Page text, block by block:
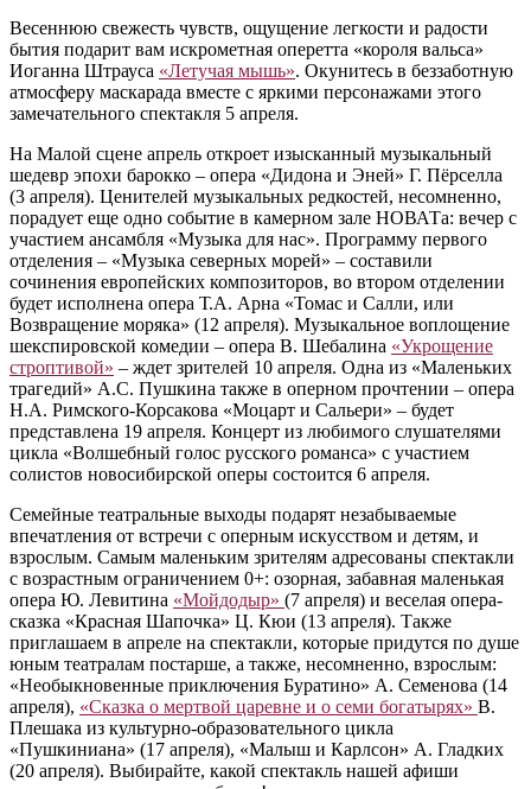
Весеннюю свежесть чувств, ощущение легкости и радости
бытия подарит вам искрометная оперетта «короля вальса»
Иоганна Штрауса «Летучая мышь». Окунитесь в беззаботную
атмосферу маскарада вместе с яркими персонажами этого
замечательного спектакля 5 апреля.
На Малой сцене апрель откроет изысканный музыкальный
шедевр эпохи барокко ‒ опера «Дидона и Эней» Г. Пёрселла
(3 апреля). Ценителей музыкальных редкостей, несомненно,
порадует еще одно событие в камерном зале НОВАТа: вечер с
участием ансамбля «Музыка для нас». Программу первого
отделения ‒ «Музыка северных морей» ‒ составили
сочинения европейских композиторов, во втором отделении
будет исполнена опера Т.А. Арна «Томас и Салли, или
Возвращение моряка» (12 апреля). Музыкальное воплощение
шекспировской комедии ‒ опера В. Шебалина «Укрощение
строптивой» ‒ ждет зрителей 10 апреля. Одна из «Маленьких
трагедий» А.С. Пушкина также в оперном прочтении – опера
Н.А. Римского-Корсакова «Моцарт и Сальери» – будет
представлена 19 апреля. Концерт из любимого слушателями
цикла «Волшебный голос русского романса» с участием
солистов новосибирской оперы состоится 6 апреля.
Семейные театральные выходы подарят незабываемые
впечатления от встречи с оперным искусством и детям, и
взрослым. Самым маленьким зрителям адресованы спектакли
с возрастным ограничением 0+: озорная, забавная маленькая
опера Ю. Левитина «Мойдодыр» (7 апреля) и веселая опера-
сказка «Красная Шапочка» Ц. Кюи (13 апреля). Также
приглашаем в апреле на спектакли, которые придутся по душе
юным театралам постарше, а также, несомненно, взрослым:
«Необыкновенные приключения Буратино» А. Семенова (14
апреля), «Сказка о мертвой царевне и о семи богатырях» В.
Плешака из культурно-образовательного цикла
«Пушкиниана» (17 апреля), «Малыш и Карлсон» А. Гладких
(20 апреля). Выбирайте, какой спектакль нашей афиши